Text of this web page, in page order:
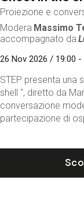
Proiezione e
Modera Massimo
accompagnato da
26 Nov 2026 / 19:00 -
STEP presenta una
shell ", diretto da
conversazione
partecipazione di